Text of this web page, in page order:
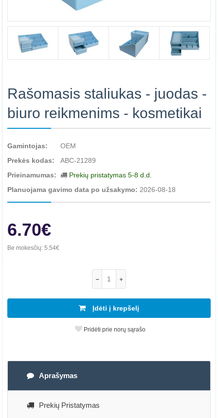
Rašomasis staliukas - juodas -
biuro reikmenims - kosmetikai
Gamintojas:
OEM
Prekės kodas:
ABC-21289
Prieinamumas:
Prekių pristatymas 5-8 d.d.
Planuojama gavimo data po užsakymo: 2026-08-18
6.70€
Be mokesčių: 5.54€
Įdėti į krepšelį
Pridėti prie norų sąrašo
Aprašymas
Prekių Pristatymas